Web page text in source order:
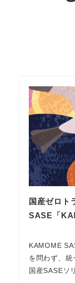
国産ゼロト
SASE「
KAMOME
を問わず、統
国産SASEソ